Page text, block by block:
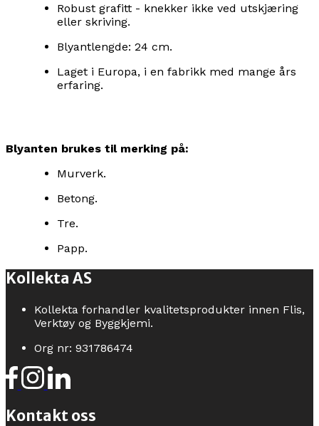
Robust grafitt - knekker ikke ved utskjæring
eller skriving.
Blyantlengde: 24 cm.
Laget i Europa, i en fabrikk med mange års
erfaring.
Blyanten brukes til merking på:
Murverk.
Betong.
Tre.
Papp.
Kollekta AS
Kollekta forhandler kvalitetsprodukter innen Flis,
Verktøy og Byggkjemi.
Org nr: 931786474
Kontakt oss